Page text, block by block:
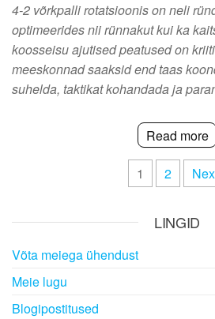
4-2 võrkpalli rotatsioonis on neli
optimeerides nii rünnakut kui ka
koosseisu ajutised peatused on
meeskonnad saaksid end taas
suhelda, taktikat kohandada ja
Read more
1 2
LINGID
Võta meiega ühendust
Meie lugu
Blogipostitused